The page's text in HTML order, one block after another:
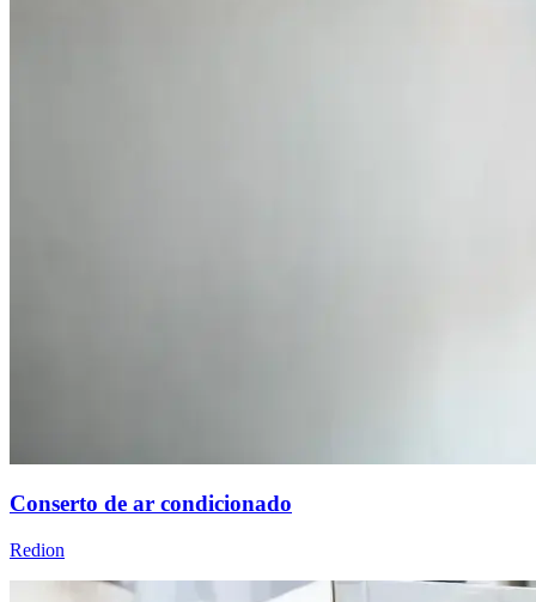
Conserto de ar condicionado
Redion